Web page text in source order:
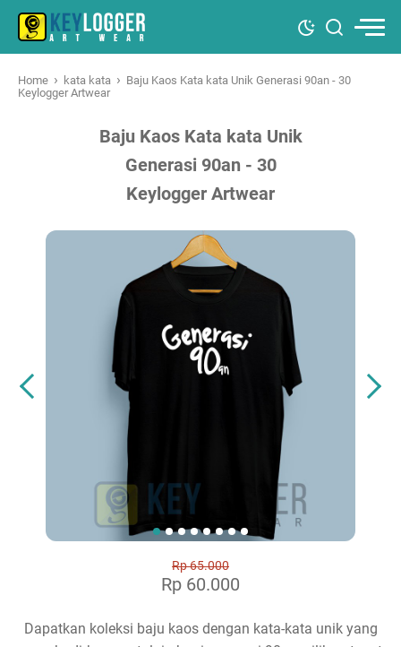
Home › kata kata › Baju Kaos Kata kata Unik Generasi 90an - 30
Keylogger Artwear
Baju Kaos Kata kata Unik
Generasi 90an - 30
Keylogger Artwear
Rp 65.000
Rp 60.000
Dapatkan koleksi baju kaos dengan kata-kata unik yang